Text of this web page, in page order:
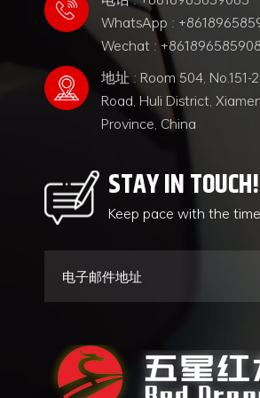
WhatsApp :
Wechat :
地址 : Room 504, No.151-
Road, Huli District,
Province, China
STAY IN TOUCH!
Keep pace with the